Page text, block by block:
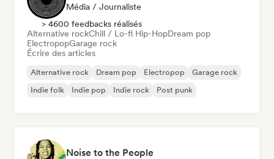
Média / Journaliste
> 4600 feedbacks réalisés
Alternative rockChill / Lo-fi Hip-HopDream pop
ElectropopGarage rock
Écrire des articles
Alternative rock Dream pop Electropop
Garage rock
Indie folk
Indie pop Indie rock Post punk
Noise to the People